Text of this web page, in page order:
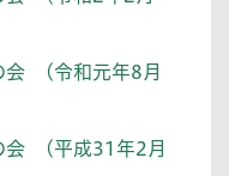
会 (令和元年8月
会 (平成31年2月